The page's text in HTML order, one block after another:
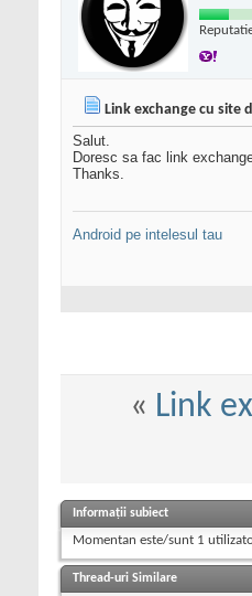
Link exchange cu site
Salut.
Doresc sa fac link
Thanks.
Android pe intelesul tau
« Link
Informații subiect
Momentan este/sunt 1
Thread-uri Similare